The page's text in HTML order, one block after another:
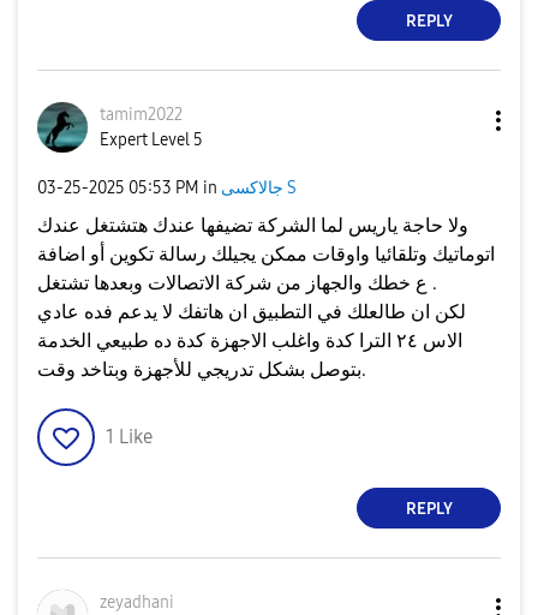
REPLY
tamim2022
Expert Level 5
‎03-25-2025 05:53 PM in جالاكسى S
ولا حاجة ياريس لما الشركة تضيفها عندك هتشتغل عندك
اتوماتيك وتلقائيا واوقات ممكن يجيلك رسالة تكوين أو اضافة
ع خطك والجهاز من شركة الاتصالات وبعدها تشتغل .
لكن ان طالعلك في التطبيق ان هاتفك لا يدعم فده عادي
الاس ٢٤ الترا كدة واغلب الاجهزة كدة ده طبيعي الخدمة
بتوصل بشكل تدريجي للأجهزة وبتاخد وقت.
1 Like
REPLY
zeyadhani